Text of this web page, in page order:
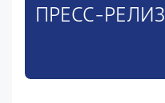
ПРЕСС-РЕЛИЗ